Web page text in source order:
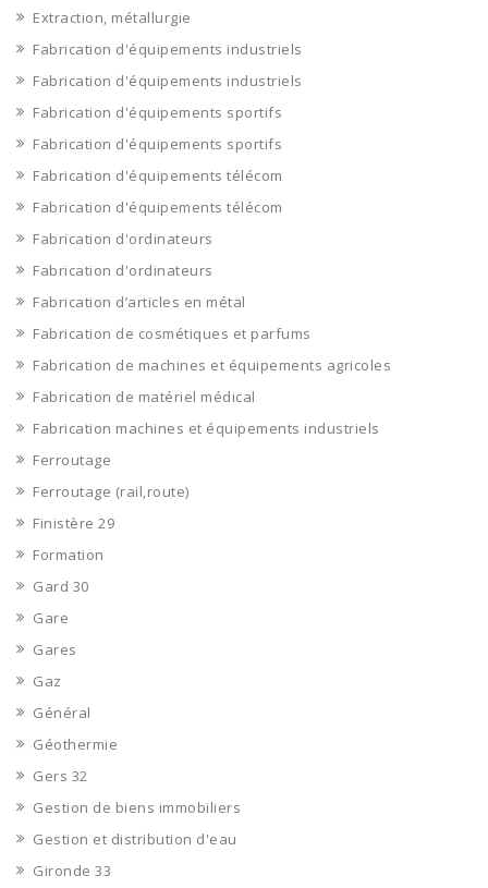
Extraction, métallurgie
Fabrication d'équipements industriels
Fabrication d'équipements industriels
Fabrication d'équipements sportifs
Fabrication d'équipements sportifs
Fabrication d'équipements télécom
Fabrication d'équipements télécom
Fabrication d'ordinateurs
Fabrication d'ordinateurs
Fabrication d’articles en métal
Fabrication de cosmétiques et parfums
Fabrication de machines et équipements agricoles
Fabrication de matériel médical
Fabrication machines et équipements industriels
Ferroutage
Ferroutage (rail,route)
Finistère 29
Formation
Gard 30
Gare
Gares
Gaz
Général
Géothermie
Gers 32
Gestion de biens immobiliers
Gestion et distribution d'eau
Gironde 33